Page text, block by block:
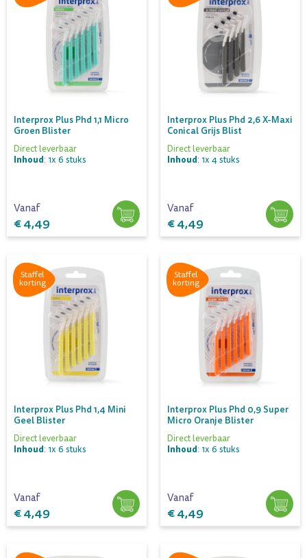
Interprox Plus Phd 1,1 Micro
Groen Blister
Direct leverbaar
Inhoud: 1x 6 stuks
Vanaf
€ 4,49
Interprox Plus Phd 2,6 X-Maxi
Conical Grijs Blist
Direct leverbaar
Inhoud: 1x 4 stuks
Vanaf
€ 4,49
Staffel
korting
Interprox Plus Phd 1,4 Mini
Geel Blister
Direct leverbaar
Inhoud: 1x 6 stuks
Vanaf
€ 4,49
Staffel
korting
Interprox Plus Phd 0,9 Super
Micro Oranje Blister
Direct leverbaar
Inhoud: 1x 6 stuks
Vanaf
€ 4,49